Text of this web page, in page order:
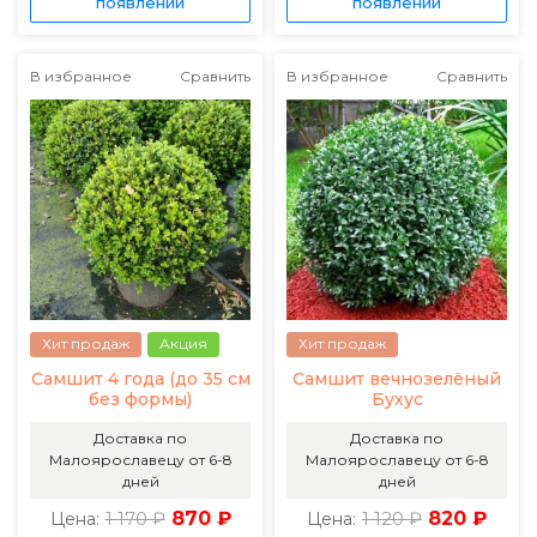
В избранное Сравнить
Хит продаж Акция
Самшит 4 года (до 35 см
без формы)
Доставка по
Малоярославецу от 6-8
дней
Цена: 1 170 ₽ 870 ₽
В избранное Сравнить
Хит продаж
Самшит вечнозелёный
Бухус
Доставка по
Малоярославецу от 6-8
дней
Цена: 1 120 ₽ 820 ₽